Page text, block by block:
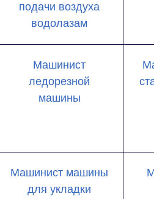
подачи воздуха
водолазам
Машинист
ледорезной
машины
Машинист машины
для укладки